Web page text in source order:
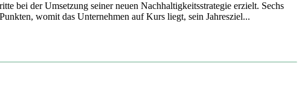
bei der Umsetzung seiner neuen Nachhaltigkeitsstrategie erzielt. Sechs
womit das Unternehmen auf Kurs liegt, sein Jahresziel...